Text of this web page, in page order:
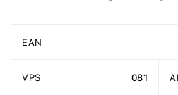
EAN
VPS 081